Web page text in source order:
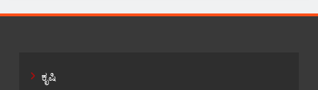
ಕೃಷಿ